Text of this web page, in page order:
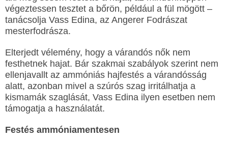
végeztessen tesztet a bőrön, például a fül mögött –
tanácsolja Vass Edina, az Angerer Fodrászat
mesterfodrásza.
Elterjedt vélemény, hogy a várandós nők nem
festhetnek hajat. Bár szakmai szabályok szerint nem
ellenjavallt az ammóniás hajfestés a várandósság
alatt, azonban mivel a szúrós szag irritálhatja a
kismamák szaglását, Vass Edina ilyen esetben nem
támogatja a használatát.
Festés ammóniamentesen